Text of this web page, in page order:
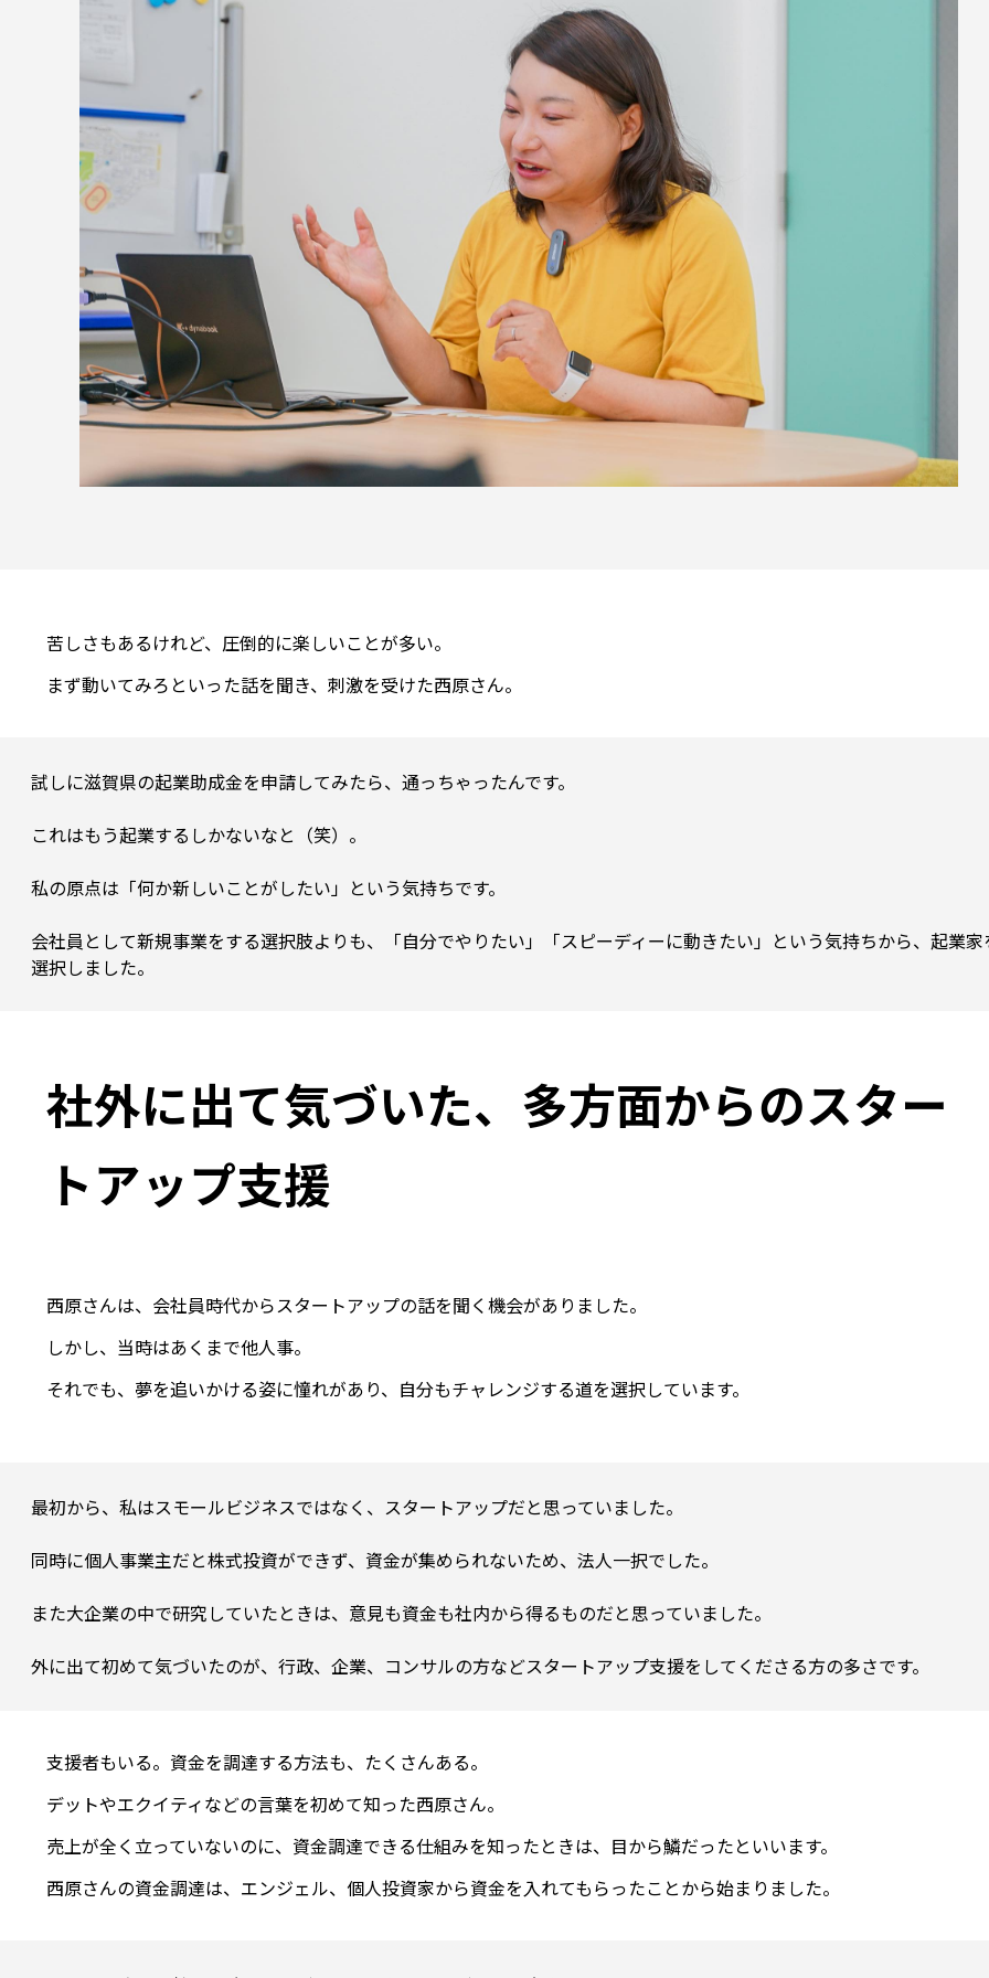
苦しさもあるけれど、圧倒的に楽しいことが多い。
試しに滋賀県の起業助成金を申請してみたら、通っちゃったんです。
これはもう起業するしかないなと（笑）。
私の原点は「何か新しいことがしたい」という気持ちです。
会社員として新規事業をする選択肢よりも、「自分でやりたい」「スピーディーに動きたい」という気持ちから、起業家
社外に出て気づいた、多方面からのスター
トアップ支援
西原さんは、会社員時代からスタートアップの話を聞く機会がありました。
しかし、当時はあくまで他人事。
それでも、夢を追いかける姿に憧れがあり、自分もチャレンジする道を選択しています。
最初から、私はスモールビジネスではなく、スタートアップだと思っていました。
同時に個人事業主だと株式投資ができず、資金が集められないため、法人一択でした。
また大企業の中で研究していたときは、意見も資金も社内から得るものだと思っていました。
支援者もいる。資金を調達する方法も、たくさんある。
デットやエクイティなどの言葉を初めて知った西原さん。
売上が全く立っていないのに、資金調達できる仕組みを知ったときは、目から鱗だったといいます。